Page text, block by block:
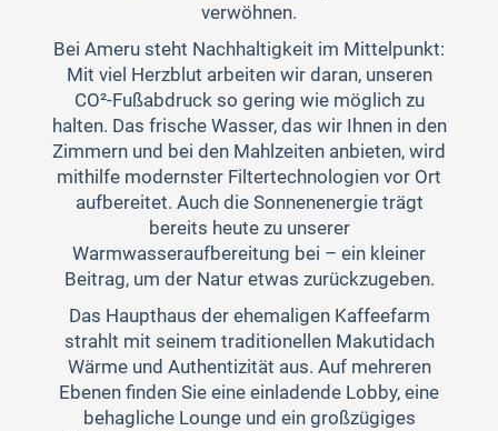
verwöhnen.
Bei Ameru steht Nachhaltigkeit im Mittelpunkt:
Mit viel Herzblut arbeiten wir daran, unseren
CO²-Fußabdruck so gering wie möglich zu
halten. Das frische Wasser, das wir Ihnen in den
Zimmern und bei den Mahlzeiten anbieten, wird
mithilfe modernster Filtertechnologien vor Ort
aufbereitet. Auch die Sonnenenergie trägt
bereits heute zu unserer
Warmwasseraufbereitung bei – ein kleiner
Beitrag, um der Natur etwas zurückzugeben.
Das Haupthaus der ehemaligen Kaffeefarm
strahlt mit seinem traditionellen Makutidach
Wärme und Authentizität aus. Auf mehreren
Ebenen finden Sie eine einladende Lobby, eine
behagliche Lounge und ein großzügiges